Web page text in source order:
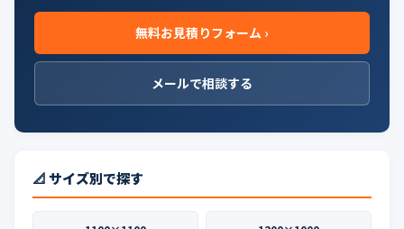
無料お見積りフォーム ›
メールで相談する
📐 サイズ別で探す